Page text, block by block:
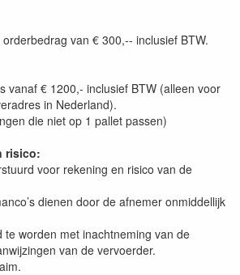
van € 300,-- inclusief BTW.
vanaf € 1200,- inclusief BTW (alleen voor
in Nederland).
die niet op 1 pallet passen)
risico:
voor rekening en risico van de
dienen door de afnemer onmiddellijk
te worden met inachtneming van de
van de vervoerder.